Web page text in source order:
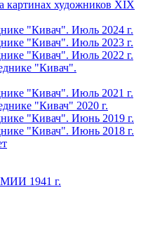
картинах художников XIX
"Кивач". Июль 2024 г.
"Кивач". Июль 2023 г.
"Кивач". Июль 2022 г.
"Кивач".
"Кивач". Июль 2021 г.
"Кивач" 2020 г.
"Кивач". Июнь 2019 г.
"Кивач". Июнь 2018 г.
1941 г.